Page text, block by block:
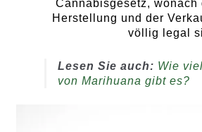
Cannabisgesetz, wonach
Herstellung und der
völlig legal
Lesen Sie auch: Wie
von Marihuana gibt es?